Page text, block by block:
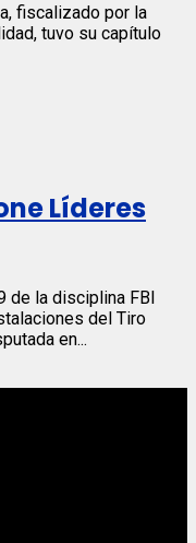
fiscalizado por la
tuvo su capítulo
Líderes
de la disciplina FBI
del Tiro
en...